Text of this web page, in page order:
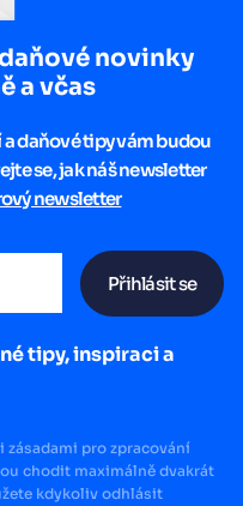
novinky
a včas
daňové tipy vám budou
se, jak náš newsletter
newsletter
Přihlásit se
tipy, inspiraci a
pro zpracování
chodit maximálně dvakrát
kdykoliv odhlásit